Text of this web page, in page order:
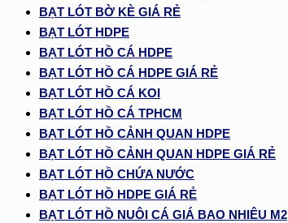
BẠT LÓT BỜ KÈ GIÁ RẺ
BẠT LÓT HDPE
BẠT LÓT HỒ CÁ HDPE
BẠT LÓT HỒ CÁ HDPE GIÁ RẺ
BẠT LÓT HỒ CÁ KOI
BẠT LÓT HỒ CÁ TPHCM
BẠT LÓT HỒ CẢNH QUAN HDPE
BẠT LÓT HỒ CẢNH QUAN HDPE GIÁ RẺ
BẠT LÓT HỒ CHỨA NƯỚC
BẠT LÓT HỒ HDPE GIÁ RẺ
BẠT LÓT HỒ NUÔI CÁ GIÁ BAO NHIÊU M2